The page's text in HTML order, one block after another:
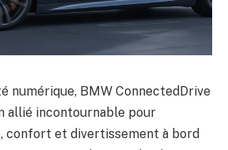
numérique, BMW ConnectedDrive
allié incontournable pour
confort et divertissement à bord